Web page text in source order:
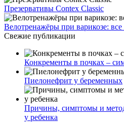
Презервативы Contex Classic
Велотренажёры при варикозе: все
Свежие публикации
Конкременты в почках –
Пиелонефрит у беременных
Причины, симптомы и
у ребенка